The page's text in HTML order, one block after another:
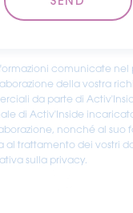
comunicate
della vostra
da parte di
di Activ'Inside
nonché al suo
al trattamento dei vostri
sulla privacy.